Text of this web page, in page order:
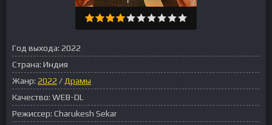
Год выхода: 2022
Страна: Индия
Жанр: 2022 / Драмы
Качество: WEB-DL
Режиссер: Charukesh Sekar